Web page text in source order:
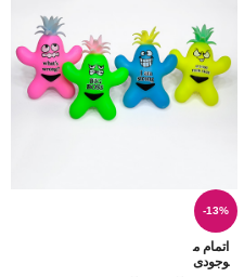
-13%
اتمام م
وجودی